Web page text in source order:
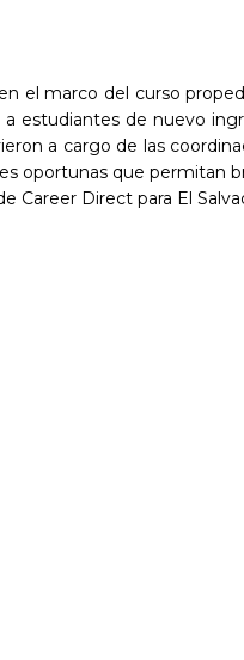
el marco del curso
estudiantes de nuevo
a cargo de las
oportunas que permitan
Career Direct para El